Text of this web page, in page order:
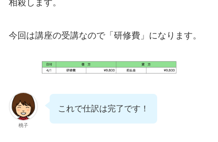
相殺します。
今回は講座の受講なので「研修費」になります。
桃子
これで仕訳は完了です！